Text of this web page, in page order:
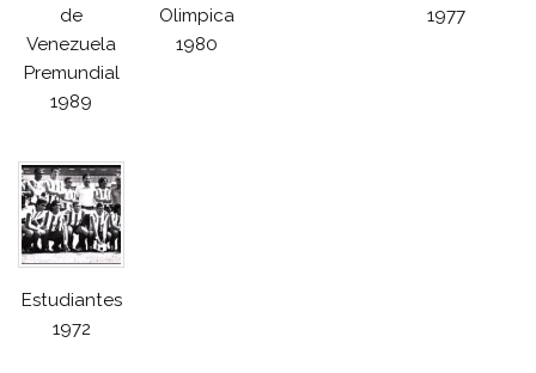
de
Venezuela
Premundial
1989
Olimpica
1980
1977
Estudiantes
1972